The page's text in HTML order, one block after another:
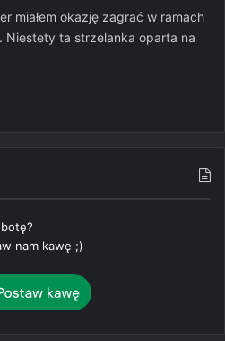
miałem okazję zagrać w ramach
Niestety ta strzelanka oparta na
nam kawę ;)